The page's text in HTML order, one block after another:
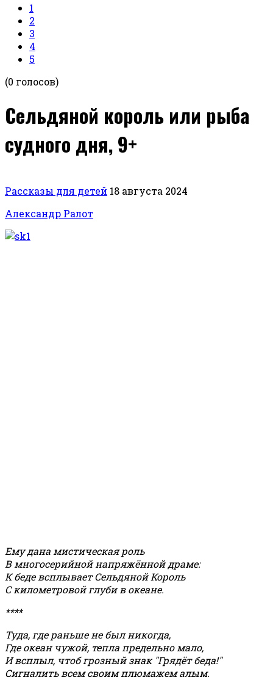
1
2
3
4
5
(0 голосов)
Сельдяной король или рыба
судного дня, 9+
Рассказы для детей 18 августа 2024
Александр Ралот
Ему дана мистическая роль
В многосерийной напряжённой драме:
К беде всплывает Сельдяной Король
С километровой глуби в океане.
****
Туда, где раньше не был никогда,
Где океан чужой, тепла предельно мало,
И всплыл, чтоб грозный знак "Грядёт беда!"
Сигналить всем своим плюмажем алым.